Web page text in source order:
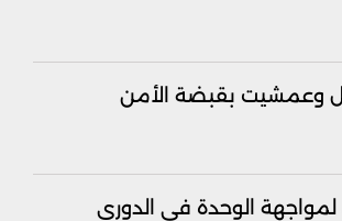
وعمشيت بقبضة الأمن
لمواجهة الوحدة في الدوري